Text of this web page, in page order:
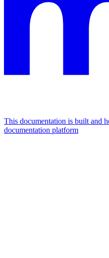
This documentation is built and
documentation platform